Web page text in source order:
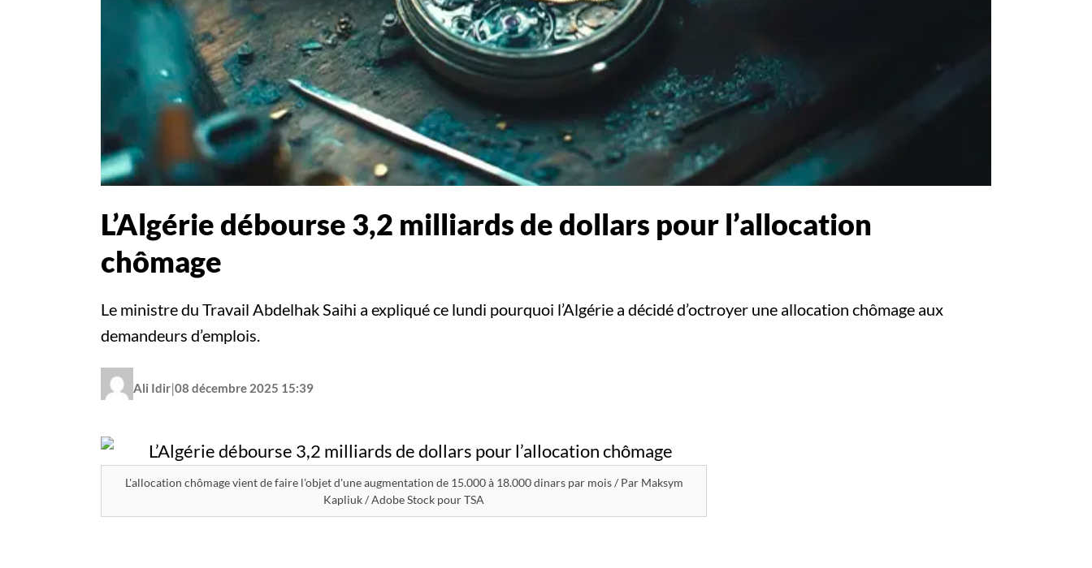
L’Algérie débourse 3,2 milliards de dollars pour l’allocation
chômage
Le ministre du Travail Abdelhak Saihi a expliqué ce lundi pourquoi l’Algérie a décidé d’octroyer une allocation chômage aux
demandeurs d’emplois.
Ali Idir|08 décembre 2025 15:39
L'allocation chômage vient de faire l'objet d'une augmentation de 15.000 à 18.000 dinars par mois / Par Maksym
Kapliuk / Adobe Stock pour TSA